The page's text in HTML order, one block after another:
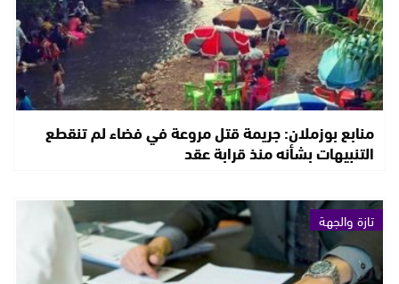
منابع بوزملان: جريمة قتل مروعة في فضاء لم تنقطع
التنبيهات بشأنه منذ قرابة عقد
تازة والجهة